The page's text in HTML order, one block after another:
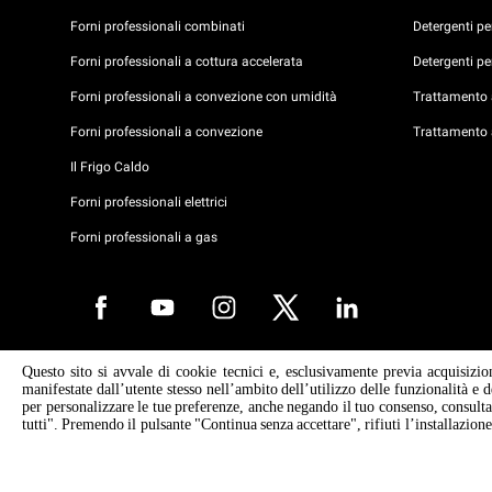
Forni professionali combinati
Forni professionali a cottura accelerata
Forni professionali a convezione con umidità
Forni professionali a convezione
Il Frigo Caldo
Forni professionali elettrici
Forni professionali a gas
Detergenti
Detergenti
Trattamento
Trattamento
Copyright 2026 UNOX S.p.A. Tutti i diritti riservati. Reg. Imp. Padova n°
04230750285 - R.E.A. Padova 372835 - Cap. Soc. 5.000.000 € i.v -
04230750285 - IT WEEE Reg. No. IT08020000000377
Questo sito si avvale di cookie tecnici e, esclusivamente previa
manifestate dall’utente stesso nell’ambito dell’utilizzo delle funzionalità
per personalizzare le tue preferenze, anche negando il tuo consenso,
tutti". Premendo il pulsante "Continua senza accettare", rifiuti